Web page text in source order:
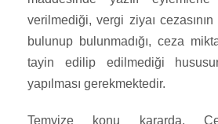
verilmediği, vergi ziyaı
bulunup bulunmadığı, ceza
tayin edilip edilmediği
yapılması gerekmektedir.
Temyize konu kararda,